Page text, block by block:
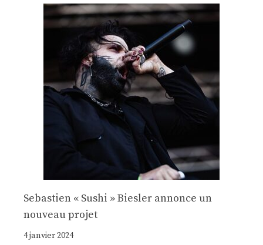
Sebastien « Sushi » Biesler annonce un
nouveau projet
4 janvier 2024